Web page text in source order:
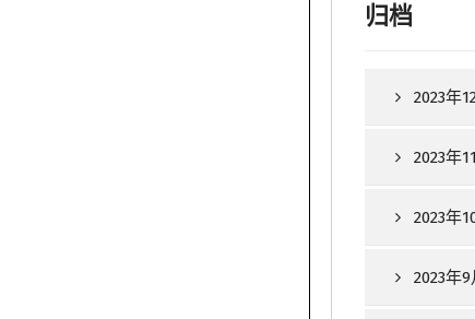
归档
2023年
2023年
2023年
2023年9